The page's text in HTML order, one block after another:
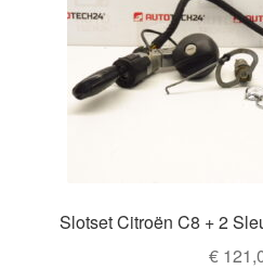
Slotset Citroën C8 + 2
€